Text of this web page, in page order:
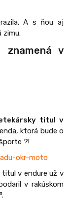
A s ňou aj
zimu.
znamená v
titul v
ktorá bude o
?!
okr-moto
titul v endure už v
v rakúskom